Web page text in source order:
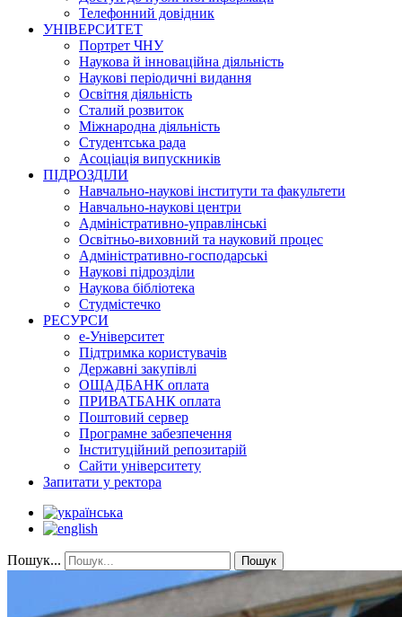
Телефонний довідник
УНІВЕРСИТЕТ
Портрет ЧНУ
Наукова й інноваційна діяльність
Наукові періодичні видання
Освітня діяльність
Сталий розвиток
Міжнародна діяльність
Студентська рада
Асоціація випускників
ПІДРОЗДІЛИ
Навчально-наукові інститути та факультети
Навчально-наукові центри
Адміністративно-управлінські
Освітньо-виховний та науковий процес
Адміністративно-господарські
Наукові підрозділи
Наукова бібліотека
Студмістечко
РЕСУРСИ
е-Університет
Підтримка користувачів
Державні закупівлі
ОЩАДБАНК оплата
ПРИВАТБАНК оплата
Поштовий сервер
Програмне забезпечення
Інституційний репозитарій
Сайти університету
Запитати у ректора
Пошук... Пошук